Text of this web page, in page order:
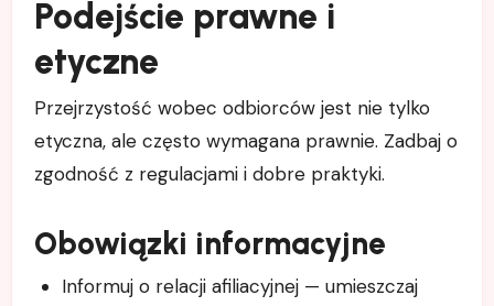
Podejście prawne i
etyczne
Przejrzystość wobec odbiorców jest nie tylko
etyczna, ale często wymagana prawnie. Zadbaj o
zgodność z regulacjami i dobre praktyki.
Obowiązki informacyjne
Informuj o relacji afiliacyjnej — umieszczaj